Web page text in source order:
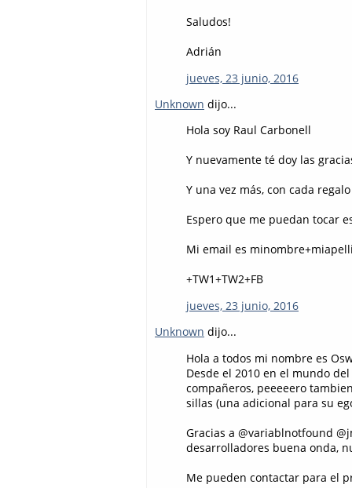
Saludos!
Adrián
jueves, 23 junio, 2016
Unknown dijo...
Hola soy Raul Carbonell
Y nuevamente té doy las
Y una vez más, con cada
Espero que me puedan tocar
Mi email es
+TW1+TW2+FB
jueves, 23 junio, 2016
Unknown dijo...
Hola a todos mi nombre es
Desde el 2010 en el mundo
compañeros, peeeeero
sillas (una adicional para su
Gracias a @variablnotfound
desarrolladores buena onda,
Me pueden contactar para el